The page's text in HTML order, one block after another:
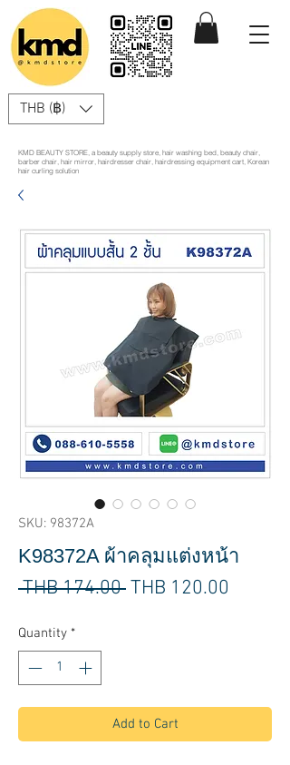
THB (฿)
KMD BEAUTY STORE, a beauty supply store, hair washing bed, beauty chair,
barber chair, hair mirror, hairdresser chair, hairdressing equipment cart, Korean
hair curling solution
SKU: 98372A
K98372A ผ้าคลุมแต่งหน้า
THB 174.00 Regular
THB 120.00
Quantity *
Add to Cart